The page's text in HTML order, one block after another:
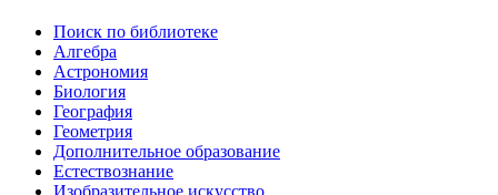
Поиск по библиотеке
Алгебра
Астрономия
Биология
География
Геометрия
Дополнительное образование
Естествознание
Изобразительное искусство